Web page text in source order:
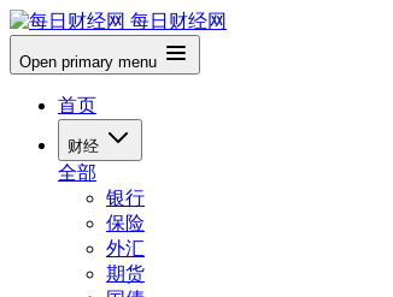
每日财经网
Open primary menu
首页
财经
全部
银行
保险
外汇
期货